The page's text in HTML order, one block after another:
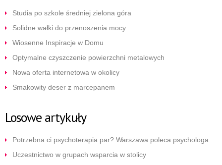
Studia po szkole średniej zielona góra
Solidne wałki do przenoszenia mocy
Wiosenne Inspiracje w Domu
Optymalne czyszczenie powierzchni metalowych
Nowa oferta internetowa w okolicy
Smakowity deser z marcepanem
Losowe artykuły
Potrzebna ci psychoterapia par? Warszawa poleca psychologa
Uczestnictwo w grupach wsparcia w stolicy